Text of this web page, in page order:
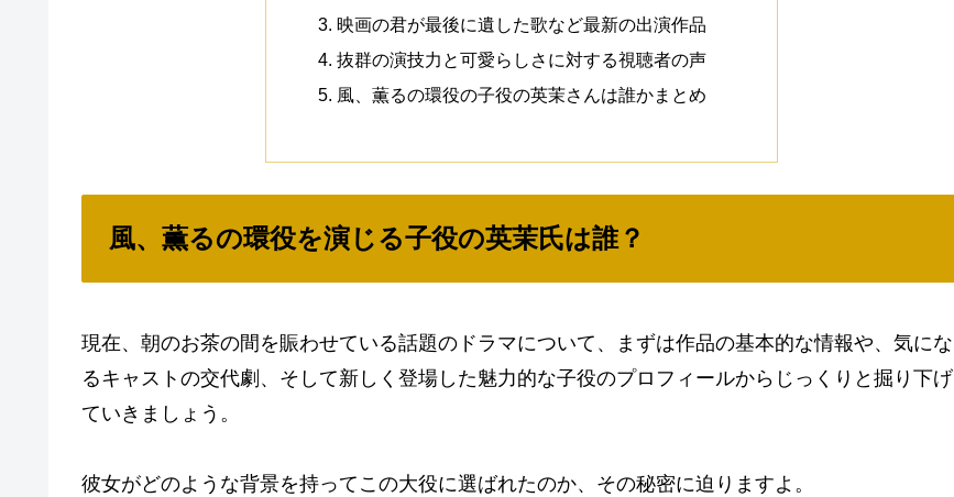
映画の君が最後に遺した歌など最新の出演作品
抜群の演技力と可愛らしさに対する視聴者の声
風、薫るの環役の子役の英茉さんは誰かまとめ
風、薫るの環役を演じる子役の英茉氏は誰？
現在、朝のお茶の間を賑わせている話題のドラマについて、まずは作品の基本的な情報や、気にな
るキャストの交代劇、そして新しく登場した魅力的な子役のプロフィールからじっくりと掘り下げ
ていきましょう。
彼女がどのような背景を持ってこの大役に選ばれたのか、その秘密に迫りますよ。